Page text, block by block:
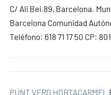
C/ Ali Bei.89, Barcelona.
Barcelona Comunidad
Teléfono: 618 71 17 50 CP:
PUNT VERD HORTACARMEL